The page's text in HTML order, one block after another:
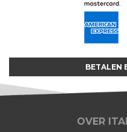
BETALEN
OVER